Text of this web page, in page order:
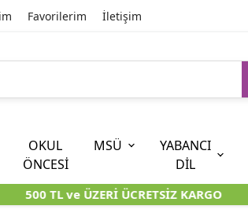
Favorilerim İletişim
TYT
LİSANS
SINIF (İOKBS)
OKUL
ÖNCESİ
MSÜ
YABANCI
DİL
500 TL ve ÜZERİ ÜCRETSİZ KARGO